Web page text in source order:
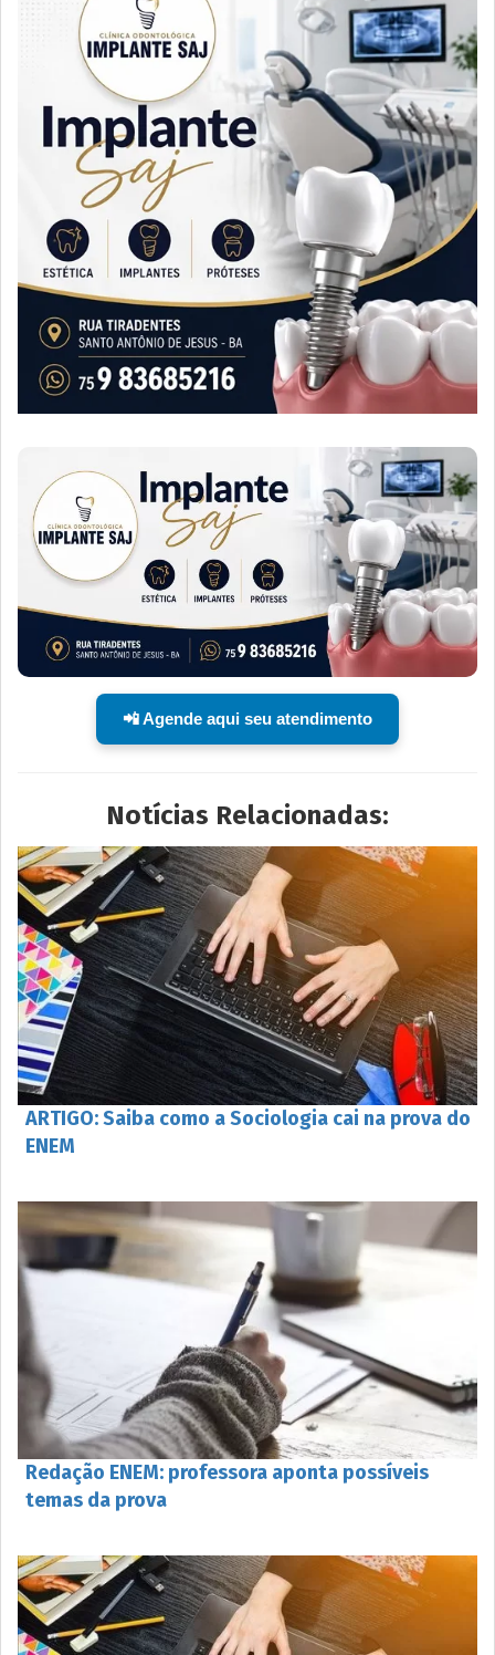
📲 Agende aqui seu atendimento
Notícias Relacionadas:
ARTIGO: Saiba como a Sociologia cai na prova do
ENEM
Redação ENEM: professora aponta possíveis
temas da prova